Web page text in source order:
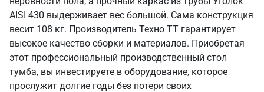
AISI 430 выдерживает вес большой. Сама конструкция
весит 108 кг. Производитель Техно ТТ гарантирует
высокое качество сборки и материалов. Приобретая
этот профессиональный производственный стол
тумба, вы инвестируете в оборудование, которое
прослужит долгие годы без потери своих